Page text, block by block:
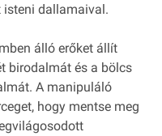
dallamaival.
álló erőket állít
birodalmát és a bölcs
A manipuláló
hogy mentse meg